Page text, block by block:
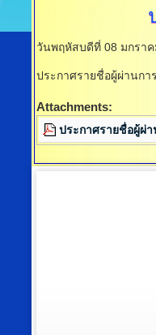
วันพฤหัสบดีที่ 08 มกราค
ประกาศรายชื่อผู้ผ่านกา
Attachments:
ประกาศรายชื่อผู้ผ่